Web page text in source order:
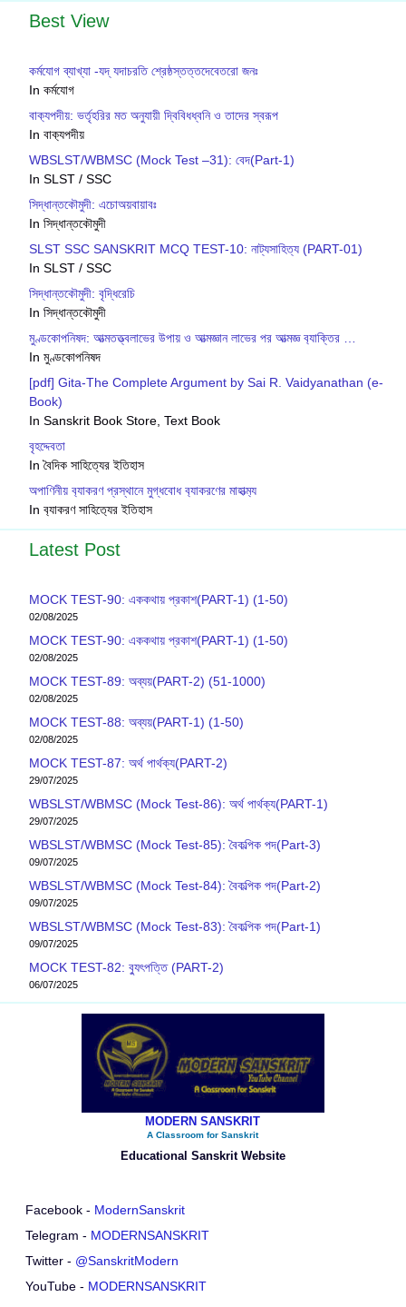
Best View
কর্মযোগ ব্যাখ্যা -যদ্ যদাচরতি শ্রেষ্ঠস্তত্তদেবেতরাে জনঃ
In কর্মযোগ
বাক‍্যপদীয়: ভর্তৃহরির মত অনুযায়ী দ্বিবিধধ্বনি ও তাদের স্বরূপ
In বাক‍্যপদীয়
WBSLST/WBMSC (Mock Test –31): বেদ(Part-1)
In SLST / SSC
সিদ্ধান্তকৌমুদী: এচোঅয়বায়াবঃ
In সিদ্ধান্তকৌমুদী
SLST SSC SANSKRIT MCQ TEST-10: নাট্যসাহিত্য (PART-01)
In SLST / SSC
সিদ্ধান্তকৌমুদী: বৃদ্ধিরেচি
In সিদ্ধান্তকৌমুদী
মুণ্ডকোপনিষদ: আত্মতত্ত্বলাভের উপায় ও আত্মজ্ঞান লাভের পর আত্মজ্ঞ ব‍্যাক্তির …
In মুণ্ডকোপনিষদ
[pdf] Gita-The Complete Argument by Sai R. Vaidyanathan (e-
Book)
In Sanskrit Book Store, Text Book
বৃহদ্দেবতা
In বৈদিক সাহিত্যের ইতিহাস
অপাণিনীয় ব‍্যাকরণ প্রস্থানে মুগ্ধবোধ ব‍্যাকরণের মাহাত্ম‍্য
In ব‍্যাকরণ সাহিত‍্যের ইতিহাস
Latest Post
MOCK TEST-90: এককথায় প্রকাশ(PART-1) (1-50)
02/08/2025
MOCK TEST-90: এককথায় প্রকাশ(PART-1) (1-50)
02/08/2025
MOCK TEST-89: অব্যয়(PART-2) (51-1000)
02/08/2025
MOCK TEST-88: অব্যয়(PART-1) (1-50)
02/08/2025
MOCK TEST-87: অর্থ পার্থক্য(PART-2)
29/07/2025
WBSLST/WBMSC (Mock Test-86): অর্থ পার্থক্য(PART-1)
29/07/2025
WBSLST/WBMSC (Mock Test-85): বৈকল্পিক পদ(Part-3)
09/07/2025
WBSLST/WBMSC (Mock Test-84): বৈকল্পিক পদ(Part-2)
09/07/2025
WBSLST/WBMSC (Mock Test-83): বৈকল্পিক পদ(Part-1)
09/07/2025
MOCK TEST-82: ব‍্যুৎপত্তি (PART-2)
06/07/2025
MODERN SANSKRIT
A Classroom for Sanskrit
Educational Sanskrit Website
Facebook - ModernSanskrit
Telegram - MODERNSANSKRIT
Twitter - @SanskritModern
YouTube - MODERNSANSKRIT